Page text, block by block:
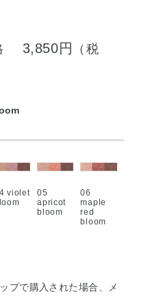
3,850円
（税
violet
05
apricot
bloom
06
maple
red
bloom
プで購入された場合、メ